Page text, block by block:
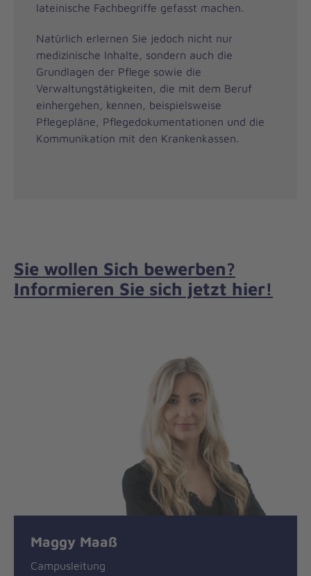
lateinische Fachbegriffe gefasst machen.
Natürlich erlernen Sie jedoch nicht nur
medizinische Inhalte, sondern auch die
Grundlagen der Pflege sowie die
Verwaltungstätigkeiten, die mit dem Beruf
einhergehen, kennen, beispielsweise
Pflegepläne, Pflegedokumentationen und die
Kommunikation mit den Krankenkassen.
Sie wollen Sich bewerben?
Informieren Sie sich jetzt hier!
Maggy Maaß
Campusleitung